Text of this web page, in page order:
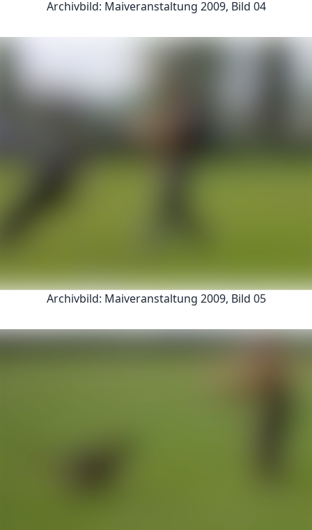
Archivbild: Maiveranstaltung 2009, Bild 04
Archivbild: Maiveranstaltung 2009, Bild 05